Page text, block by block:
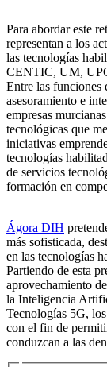
Para abordar este
representan a los
las tecnologías
CENTIC, UM,
Entre las funciones
asesoramiento e
empresas
tecnológicas que
iniciativas
tecnologías
de servicios
formación en
Ágora DIH
más sofisticada,
en las tecnologías
Partiendo de esta
aprovechamiento
la Inteligencia
Tecnologías 5G,
con el fin de
conduzcan a las